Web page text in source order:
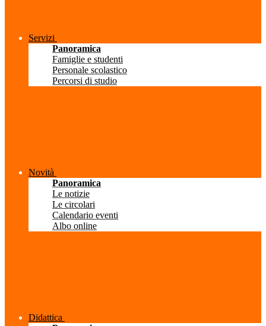
Servizi
Panoramica
Famiglie e studenti
Personale scolastico
Percorsi di studio
Novità
Panoramica
Le notizie
Le circolari
Calendario eventi
Albo online
Didattica